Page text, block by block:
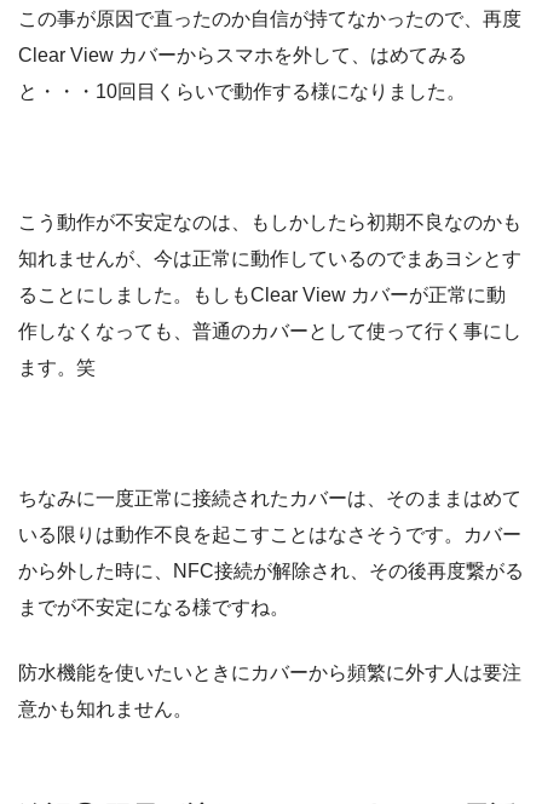
この事が原因で直ったのか自信が持てなかったので、再度
Clear View カバーからスマホを外して、はめてみる
と・・・10回目くらいで動作する様になりました。
こう動作が不安定なのは、もしかしたら初期不良なのかも
知れませんが、今は正常に動作しているのでまあヨシとす
ることにしました。もしもClear View カバーが正常に動
作しなくなっても、普通のカバーとして使って行く事にし
ます。笑
ちなみに一度正常に接続されたカバーは、そのままはめて
いる限りは動作不良を起こすことはなさそうです。カバー
から外した時に、NFC接続が解除され、その後再度繋がる
までが不安定になる様ですね。
防水機能を使いたいときにカバーから頻繁に外す人は要注
意かも知れません。